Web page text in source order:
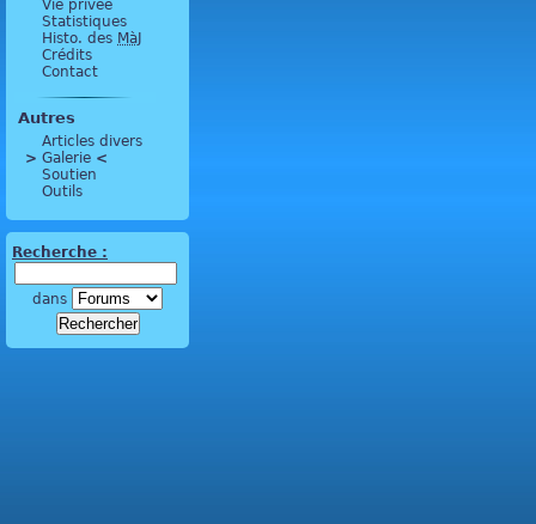
Vie privée
Statistiques
Histo. des MàJ
Crédits
Contact
Autres
Articles divers
> Galerie <
Soutien
Outils
Recherche :
dans